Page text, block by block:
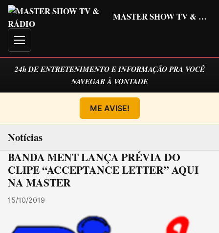
MASTER SHOW TV & RÁDIO
Menu
24h DE ENTRETENIMENTO E INFORMAÇÃO PRA VOCÊ
NAVEGAR À VONTADE
ME AVISE!
Notícias
BANDA MENT LANÇA PRÉVIA DO
CLIPE “ACCEPTANCE LETTER” AQUI
NA MASTER
15/10/2019